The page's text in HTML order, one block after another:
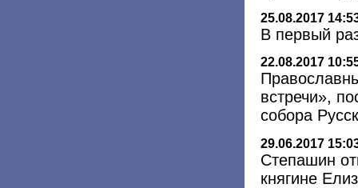
25.08.2017
В первый
22.08.2017
встречи»,
собора
29.06.2017
Степашин
княгине